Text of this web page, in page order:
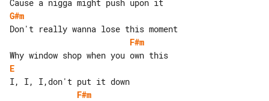
G#m
F#m
E
F#m